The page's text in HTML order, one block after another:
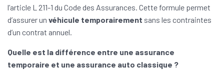
l’article L 211-1 du Code des Assurances. Cette formule permet
d’assurer un véhicule temporairement sans les contraintes
d’un contrat annuel.
Quelle est la différence entre une assurance
temporaire et une assurance auto classique ?